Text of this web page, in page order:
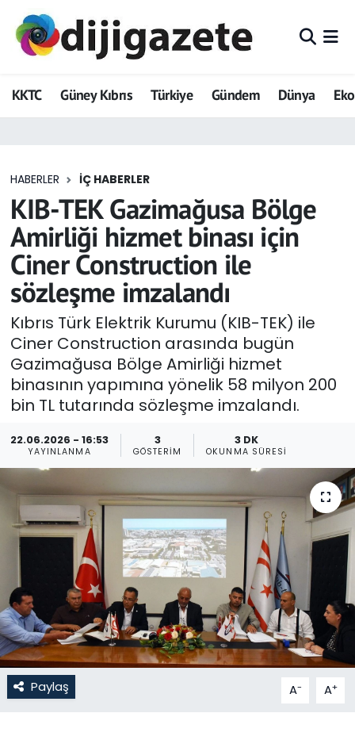
KKTC Güney Kıbrıs Türkiye Gündem Dünya
HABERLER İÇ HABERLER
KIB-TEK Gazimağusa Bölge
Amirliği hizmet binası için
Ciner Construction ile
sözleşme imzalandı
Kıbrıs Türk Elektrik Kurumu (KIB-TEK) ile
Ciner Construction arasında bugün
Gazimağusa Bölge Amirliği hizmet
binasının yapımına yönelik 58 milyon 200
bin TL tutarında sözleşme imzalandı.
22.06.2026 - 16:53
YAYINLANMA
3
GÖSTERIM
3 DK
OKUNMA SÜRESI
Paylaş A- A+
ADVERTORIAL
Dijigazete
Eğitim
Ekonomi
Foto Galeri
GEZİ
Güncel
Gündem
KKTC YEREL SEÇİM 2018
Kültür Sanat
Magazin
Moda
Nöbetçi Eczaneler
Otomobil Dünyası
Politika
Hava Durumu
Trafik Durumu
Tüm Manşetler
Son Dakika Haberleri
Haber Arşivi